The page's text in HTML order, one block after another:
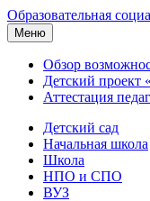
Образовательная
Меню
Обзор
Детский проект
Аттестация
Детский сад
Начальная школа
Школа
НПО и СПО
ВУЗ